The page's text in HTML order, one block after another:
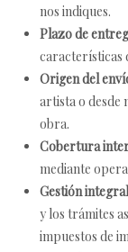
nos indiques.
Plazo de
características
Origen del
artista o desde
obra.
Cobertura
mediante
Gestión
y los trámites
impuestos de